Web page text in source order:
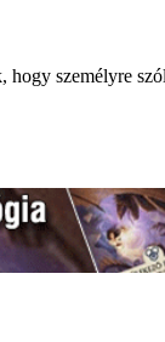
személyre